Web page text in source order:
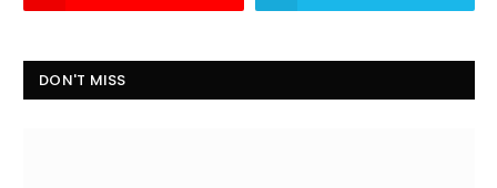
DON'T MISS